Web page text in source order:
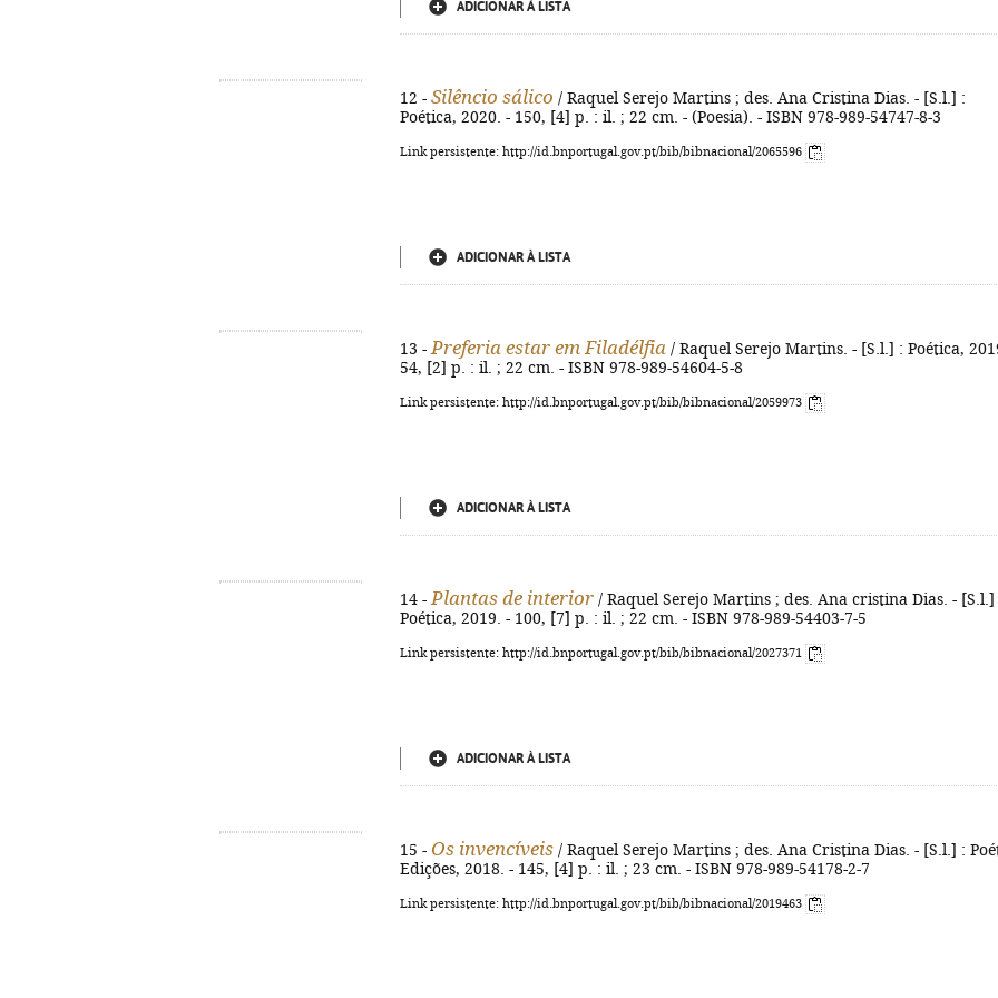
ADICIONAR À LISTA
12 - Silêncio sálico / Raquel Serejo Martins ; des. Ana Cristina Dias. - [S.l.] :
Poética, 2020. - 150, [4] p. : il. ; 22 cm. - (Poesia). - ISBN 978-989-54747-8-3
Link persistente: http://id.bnportugal.gov.pt/bib/bibnacional/2065596
ADICIONAR À LISTA
13 - Preferia estar em Filadélfia / Raquel Serejo Martins. - [S.l.] : Poética,
54, [2] p. : il. ; 22 cm. - ISBN 978-989-54604-5-8
Link persistente: http://id.bnportugal.gov.pt/bib/bibnacional/2059973
ADICIONAR À LISTA
14 - Plantas de interior / Raquel Serejo Martins ; des. Ana cristina Dias. - [S.l.]
Poética, 2019. - 100, [7] p. : il. ; 22 cm. - ISBN 978-989-54403-7-5
Link persistente: http://id.bnportugal.gov.pt/bib/bibnacional/2027371
ADICIONAR À LISTA
15 - Os invencíveis / Raquel Serejo Martins ; des. Ana Cristina Dias. - [S.l.] :
Edições, 2018. - 145, [4] p. : il. ; 23 cm. - ISBN 978-989-54178-2-7
Link persistente: http://id.bnportugal.gov.pt/bib/bibnacional/2019463